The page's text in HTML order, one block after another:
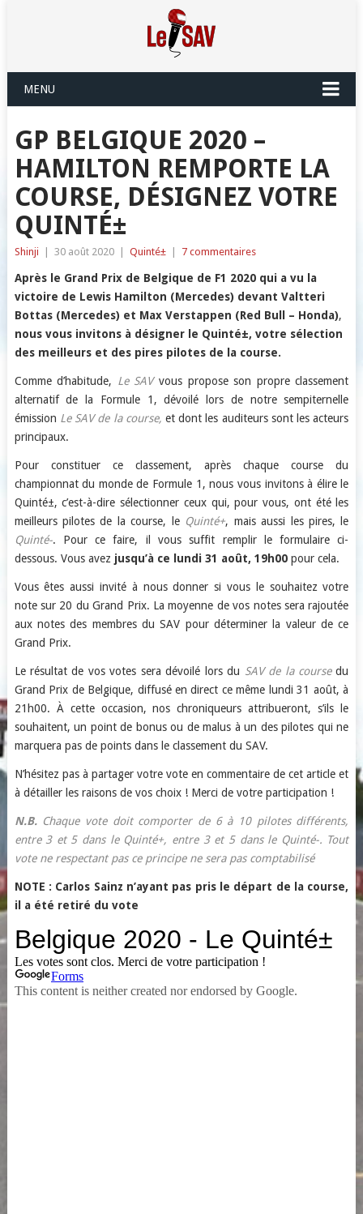
MENU
GP BELGIQUE 2020 –
HAMILTON REMPORTE LA
COURSE, DÉSIGNEZ VOTRE
QUINTÉ±
Shinji 30 août 2020 Quinté± 7 commentaires
Après le Grand Prix de Belgique de F1 2020 qui a vu la
victoire de Lewis Hamilton (Mercedes) devant Valtteri
Bottas (Mercedes) et Max Verstappen (Red Bull – Honda),
nous vous invitons à désigner le Quinté±, votre sélection
des meilleurs et des pires pilotes de la course.
Comme d’habitude, Le SAV vous propose son propre classement
alternatif de la Formule 1, dévoilé lors de notre sempiternelle
émission Le SAV de la course, et dont les auditeurs sont les acteurs
principaux.
Pour constituer ce classement, après chaque course du
championnat du monde de Formule 1, nous vous invitons à élire le
Quinté±, c’est-à-dire sélectionner ceux qui, pour vous, ont été les
meilleurs pilotes de la course, le Quinté+, mais aussi les pires, le
Quinté-. Pour ce faire, il vous suffit remplir le formulaire ci-
dessous. Vous avez jusqu’à ce lundi 31 août, 19h00pour cela.
Vous êtes aussi invité à nous donner si vous le souhaitez votre
note sur 20 du Grand Prix. La moyenne de vos notes sera rajoutée
aux notes des membres du SAV pour déterminer la valeur de ce
Grand Prix.
Le résultat de vos votes sera dévoilé lors du SAV de la coursedu
Grand Prix de Belgique, diffusé en direct ce même lundi 31 août, à
21h00. À cette occasion, nos chroniqueurs attribueront, s’ils le
souhaitent, un point de bonus ou de malus à un des pilotes qui ne
marquera pas de points dans le classement du SAV.
N’hésitez pas à partager votre vote en commentaire de cet article et
à détailler les raisons de vos choix ! Merci de votre participation !
N.B.Chaque vote doit comporter de 6 à 10 pilotes différents,
entre 3 et 5 dans le Quinté+, entre 3 et 5 dans le Quinté-. Tout
vote ne respectant pas ce principe ne sera pas comptabilisé
NOTE : Carlos Sainz n’ayant pas pris le départ de la course,
il a été retiré du vote